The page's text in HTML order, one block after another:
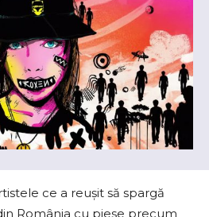
ce a reușit să spargă
România cu piese precum